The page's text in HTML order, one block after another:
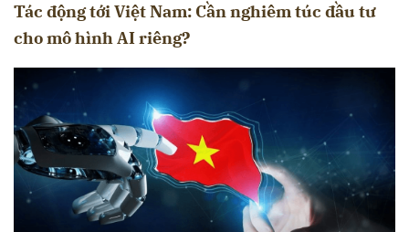
Tác động tới Việt Nam: Cần nghiêm túc đầu tư
cho mô hình AI riêng?